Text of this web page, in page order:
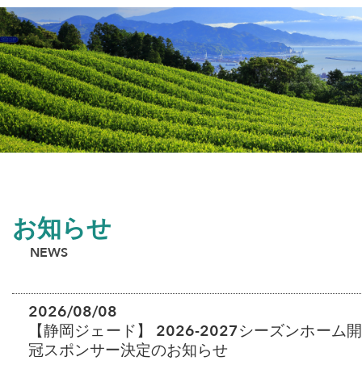
お知らせ
NEWS
2026/08/08
【静岡ジェード】 2026-2027シーズンホー
冠スポンサー決定のお知らせ